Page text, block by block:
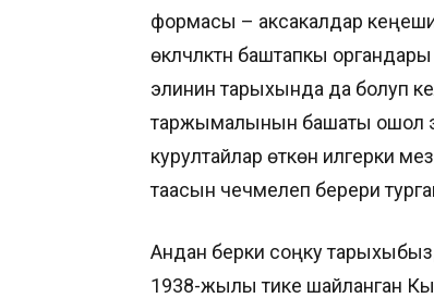
формасы – аксакалдар кеңеши,
өкүлчүлүктүн баштапкы
элинин тарыхында да болуп
таржымалынын башаты ошол
курултайлар өткөн илгерки
таасын чечмелеп берери
Андан берки соңку
1938-жылы тике шайланган